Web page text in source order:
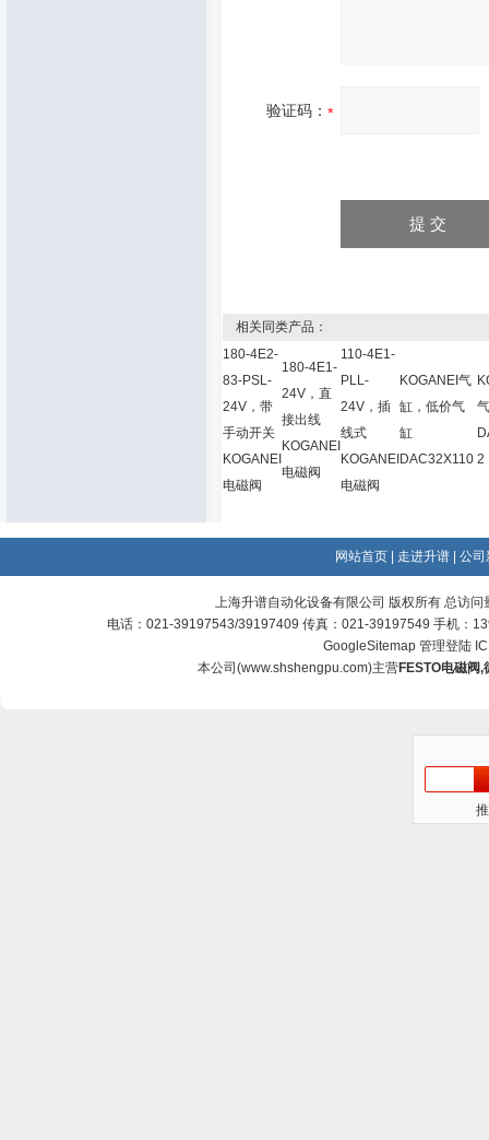
验证码：
相关同类产品：
180-4E2-
83-PSL-
24V，带
手动开关
KOGANEI
电磁阀
180-4E1-
24V，直
接出线
KOGANEI
电磁阀
110-4E1-
PLL-
24V，插
线式
KOGANEI
电磁阀
KOGANEI气
缸，低价气
缸
DAC32X110 2
网站首页 走进升谱 公司
上海升谱自动化设备有限公司 版权所有 总访问
电话：021-39197543/39197409 传真：021-39197549 手机：
GoogleSitemap 管理登陆
本公司(www.shshengpu.com)主营FESTO电磁阀,